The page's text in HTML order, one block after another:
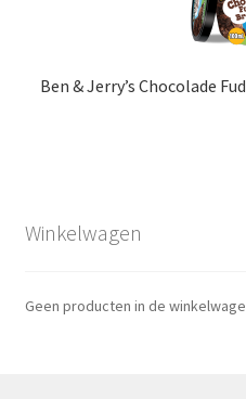
Ben & Jerry’s Chocolade
Winkelwagen
Geen producten in de